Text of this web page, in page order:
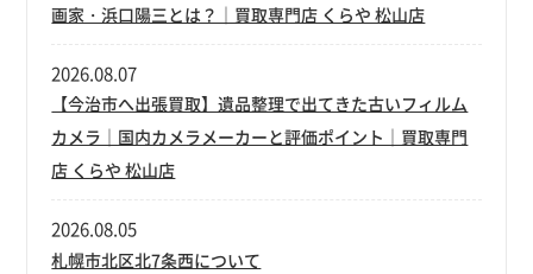
画家・浜口陽三とは？｜買取専門店 くらや 松山店
【今治市へ出張買取】遺品整理で出てきた古いフィルム
カメラ｜国内カメラメーカーと評価ポイント｜買取専門
店 くらや 松山店
2026.08.07
札幌市北区北7条西について
2026.08.05